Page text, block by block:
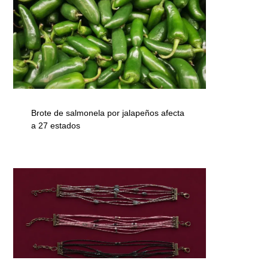
Brote de salmonela por jalapeños afecta
a 27 estados